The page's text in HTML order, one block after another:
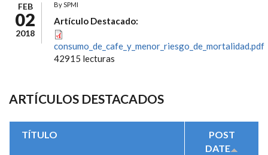
FEB
02
2018
BySPMI
Artículo Destacado:
consumo_de_cafe_y_menor_riesgo_de_mortalidad.pdf
42915 lecturas
ARTÍCULOS DESTACADOS
TÍTULO
POST
DATE